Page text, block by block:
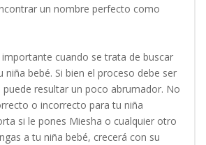
un nombre perfecto como
cuando se trata de buscar
niña bebé. Si bien el proceso debe ser
resultar un poco abrumador. No
o incorrecto para tu niña
si le pones Miesha o cualquier otro
a tu niña bebé, crecerá con su